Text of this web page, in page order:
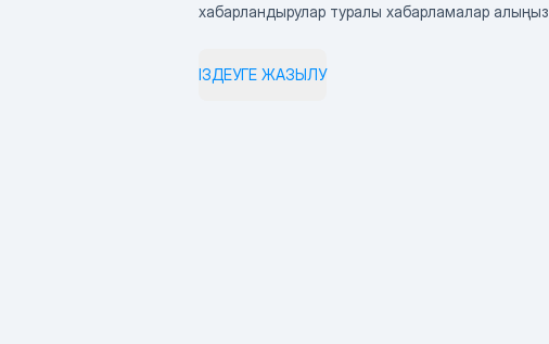
хабарландырулар туралы хабарламалар алыңыз
ІЗДЕУГЕ ЖАЗЫЛУ